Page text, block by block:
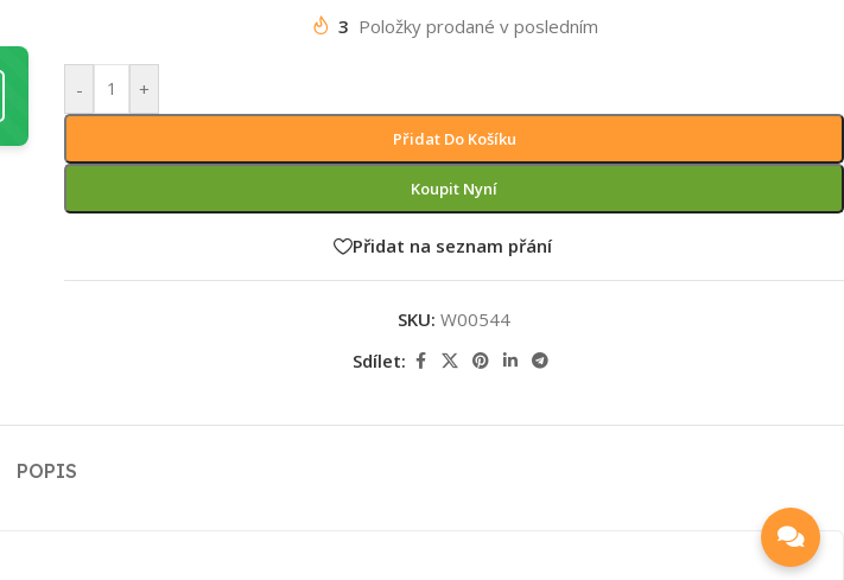
3 Položky prodané v posledním
- +
Přidat Do Košíku
Koupit Nyní
Přidat na seznam přání
SKU: W00544
Sdílet:
POPIS